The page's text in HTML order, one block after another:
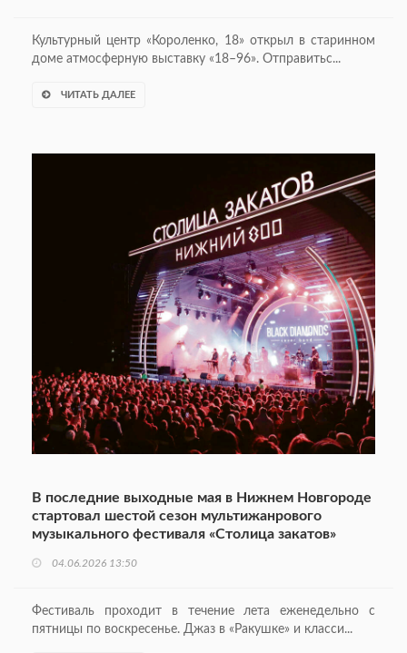
Культурный центр «Короленко, 18» открыл в старинном
доме атмосферную выставку «18–96». Отправитьс...
ЧИТАТЬ ДАЛЕЕ
В последние выходные мая в Нижнем Новгороде
стартовал шестой сезон мультижанрового
музыкального фестиваля «Столица закатов»
04.06.2026 13:50
Фестиваль проходит в течение лета еженедельно с
пятницы по воскресенье. Джаз в «Ракушке» и класси...